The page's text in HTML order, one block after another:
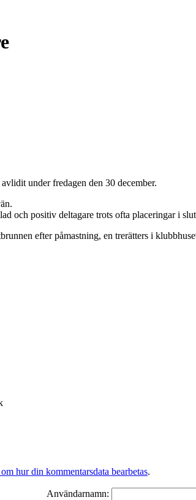
under fredagen den 30 december.
och positiv deltagare trots ofta placeringar i
efter påmastning, en trerätters i
hur din kommentarsdata bearbetas.
Användarnamn: